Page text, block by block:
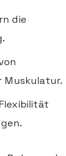
die
Muskulatur.